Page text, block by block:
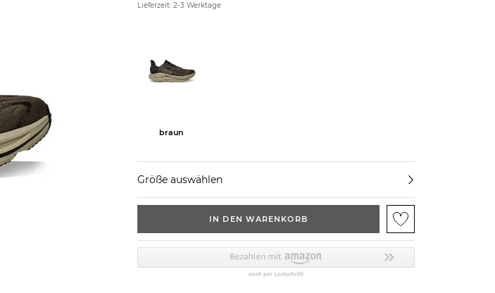
Lieferzeit: 2-3 Werktage
braun
Größe auswählen
IN DEN WARENKORB